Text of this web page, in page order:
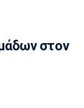
για
στον